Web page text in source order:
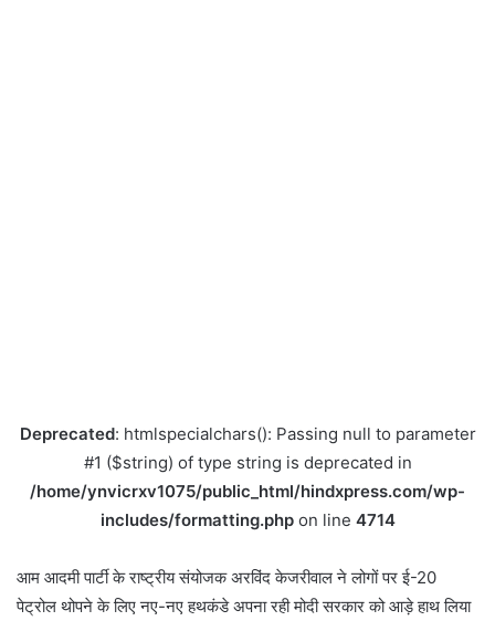
Deprecated: htmlspecialchars(): Passing null to parameter
#1 ($string) of type string is deprecated in
/home/ynvicrxv1075/public_html/hindxpress.com/wp-
includes/formatting.phpon line 4714
आम आदमी पार्टी के राष्ट्रीय संयोजक अरविंद केजरीवाल ने लोगों पर ई-20
पेट्रोल थोपने के लिए नए-नए हथकंडे अपना रही मोदी सरकार को आड़े हाथ लिया